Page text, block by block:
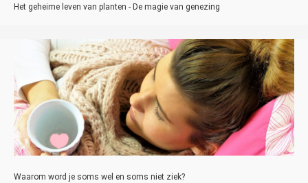
Het geheime leven van planten - De magie van genezing
Waarom word je soms wel en soms niet ziek?